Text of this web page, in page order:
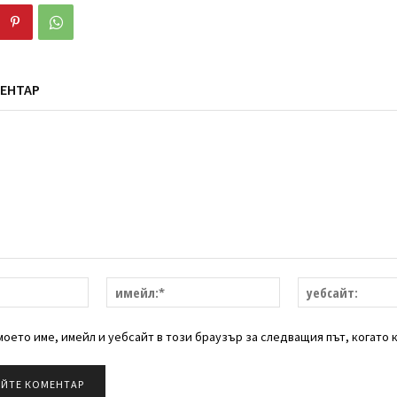
имейл:*
име, имейл и уебсайт в този браузър за следващия път, когато